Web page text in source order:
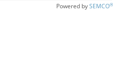
Powered bySEMCO®